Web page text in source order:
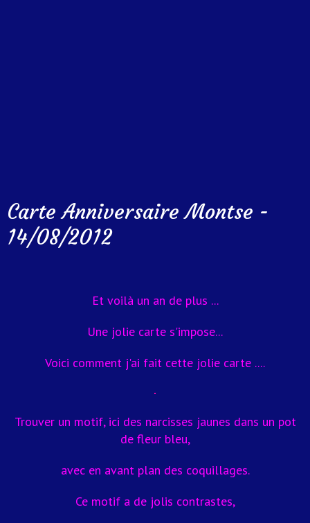
Carte Anniversaire Montse -
14/08/2012
Et voilà un an de plus ...
Une jolie carte s'impose...
Voici comment j'ai fait cette jolie carte ....
Trouver un motif, ici des narcisses jaunes dans un pot
de fleur bleu,
avec en avant plan des coquillages.
Ce motif a de jolis contrastes,